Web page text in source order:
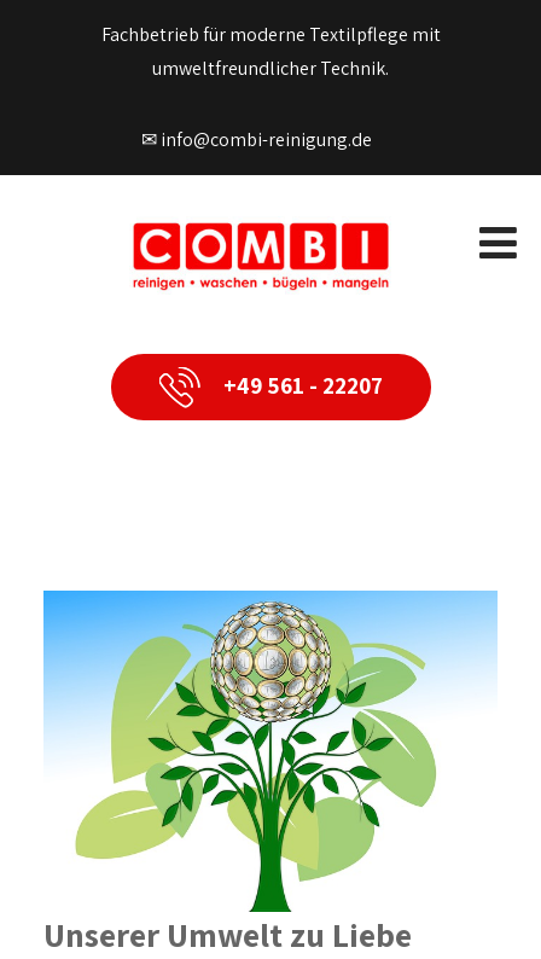
Fachbetrieb für moderne Textilpflege mit
umweltfreundlicher Technik.
✉ info@combi-reinigung.de
+49 561 - 22207
Unserer Umwelt zu Liebe